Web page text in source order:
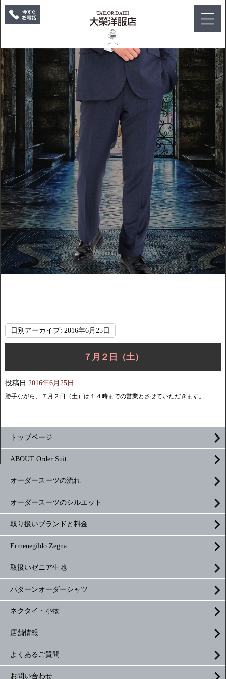
日別アーカイブ: 2016年6月25日
７月２日（土）
投稿日 2016年6月25日
勝手ながら、７月２日（土）は１４時までの営業とさせていただきます。
トップページ
ABOUT Order Suit
オーダースーツの流れ
オーダースーツのシルエット
取り扱いブランドと料金
Ermenegildo Zegna
取扱いゼニア生地
パターンオーダーシャツ
ネクタイ・小物
店舗情報
よくあるご質問
お問い合わせ